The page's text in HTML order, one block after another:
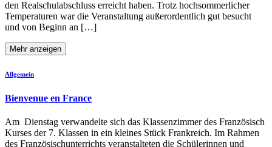
den Realschulabschluss erreicht haben. Trotz hochsommerlicher
Temperaturen war die Veranstaltung außerordentlich gut besucht
und von Beginn an […]
Mehr anzeigen
Allgemein
Bienvenue en France
Am Dienstag verwandelte sich das Klassenzimmer des Französisch
Kurses der 7. Klassen in ein kleines Stück Frankreich. Im Rahmen
des Französischunterrichts veranstalteten die Schülerinnen und